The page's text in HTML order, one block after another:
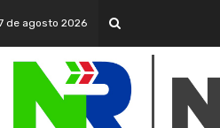
de agosto 2026